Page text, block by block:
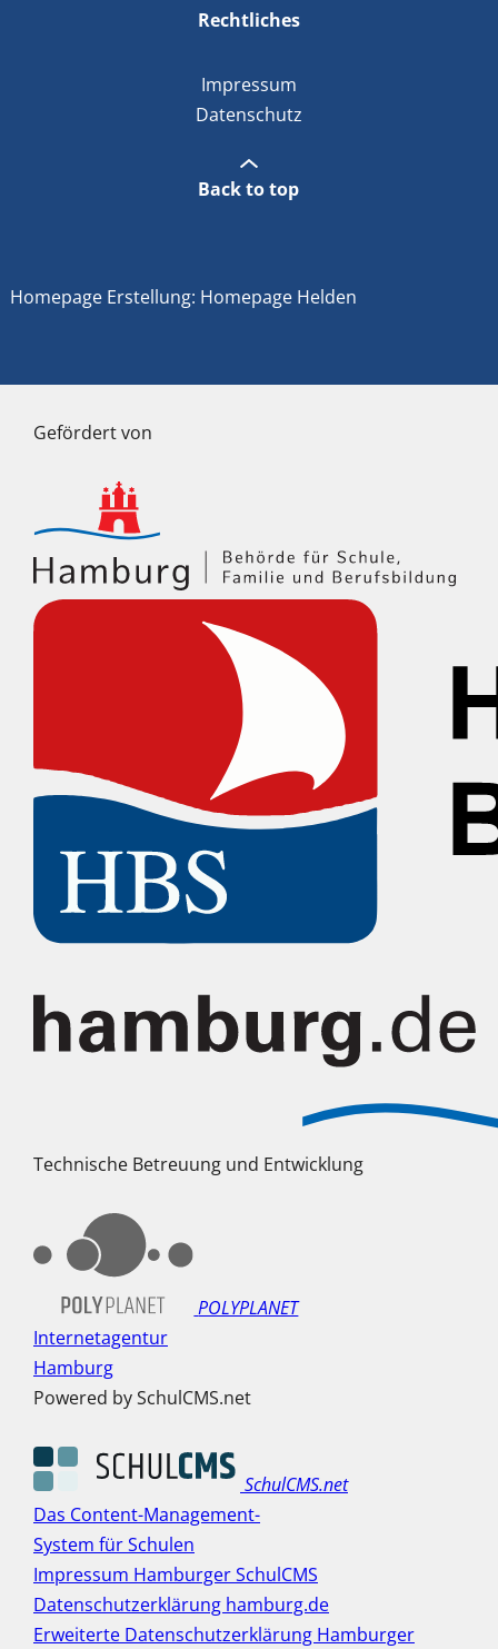
Rechtliches
Impressum
Datenschutz
Back to top
Homepage Erstellung: Homepage Helden
Gefördert von
Technische Betreuung und Entwicklung
POLYPLANET
Internetagentur
Hamburg
Powered by SchulCMS.net
SchulCMS.net
Das Content-Management-
System für Schulen
Impressum Hamburger SchulCMS
Datenschutzerklärung hamburg.de
Erweiterte Datenschutzerklärung Hamburger